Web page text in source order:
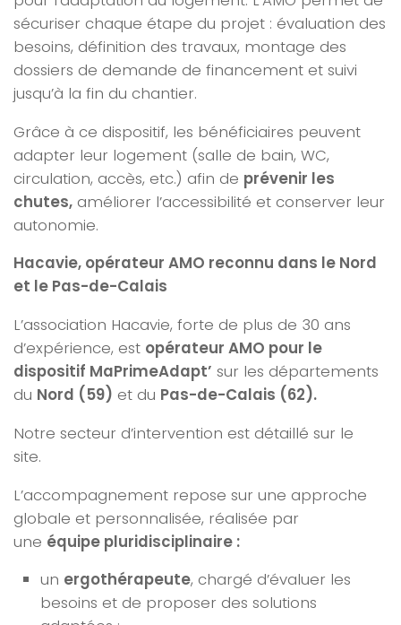
sécuriser chaque étape du projet : évaluation des
besoins, définition des travaux, montage des
dossiers de demande de financement et suivi
jusqu’à la fin du chantier.
Grâce à ce dispositif, les bénéficiaires peuvent
adapter leur logement (salle de bain, WC,
circulation, accès, etc.) afin de prévenir les
chutes, améliorer l’accessibilité et conserver leur
autonomie.
Hacavie, opérateur AMO reconnu dans le Nord
et le Pas-de-Calais
L’association Hacavie, forte de plus de 30 ans
d’expérience, est opérateur AMO pour le
dispositif MaPrimeAdapt’ sur les départements
du Nord (59) et du Pas-de-Calais (62).
Notre secteur d’intervention est détaillé sur le
site.
L’accompagnement repose sur une approche
globale et personnalisée, réalisée par
une équipe pluridisciplinaire :
un ergothérapeute, chargé d’évaluer les
besoins et de proposer des solutions